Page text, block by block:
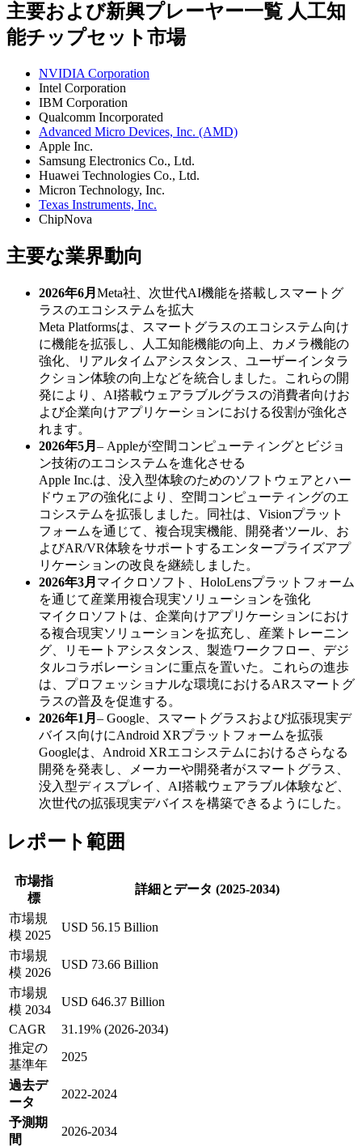
主要および新興プレーヤー一覧 人工知
能チップセット市場
NVIDIA Corporation
Intel Corporation
IBM Corporation
Qualcomm Incorporated
Advanced Micro Devices, Inc. (AMD)
Apple Inc.
Samsung Electronics Co., Ltd.
Huawei Technologies Co., Ltd.
Micron Technology, Inc.
Texas Instruments, Inc.
ChipNova
主要な業界動向
2026年6月 Meta社、次世代AI機能を搭載しスマートグ
ラスのエコシステムを拡大
Meta Platformsは、スマートグラスのエコシステム向け
に機能を拡張し、人工知能機能の向上、カメラ機能の
強化、リアルタイムアシスタンス、ユーザーインタラ
クション体験の向上などを統合しました。これらの開
発により、AI搭載ウェアラブルグラスの消費者向けお
よび企業向けアプリケーションにおける役割が強化さ
れます。
2026年5月 – Appleが空間コンピューティングとビジョ
ン技術のエコシステムを進化させる
Apple Inc.は、没入型体験のためのソフトウェアとハ​​ー
ドウェアの強化により、空間コンピューティングのエ
コシステムを拡張しました。同社は、Visionプラット
フォームを通じて、複合現実機能、開発者ツール、お
よびAR/VR体験をサポートするエンタープライズアプ
リケーションの改良を継続しました。
2026年3月 マイクロソフト、HoloLensプラットフォーム
を通じて産業用複合現実ソリューションを強化
マイクロソフトは、企業向けアプリケーションにおけ
る複合現実ソリューションを拡充し、産業トレーニン
グ、リモートアシスタンス、製造ワークフロー、デジ
タルコラボレーションに重点を置いた。これらの進歩
は、プロフェッショナルな環境におけるARスマートグ
ラスの普及を促進する。
2026年1月 – Google、スマートグラスおよび拡張現実デ
バイス向けにAndroid XRプラットフォームを拡張
Googleは、Android XRエコシステムにおけるさらなる
開発を発表し、メーカーや開発者がスマートグラス、
没入型ディスプレイ、AI搭載ウェアラブル体験など、
次世代の拡張現実デバイスを構築できるようにした。
レポート範囲
市場指
標
詳細とデータ (2025-2034)
市場規
模 2025
USD 56.15 Billion
市場規
模 2026
USD 73.66 Billion
市場規
模 2034
USD 646.37 Billion
CAGR
31.19% (2026-2034)
推定の
基準年
2025
過去デ
ータ
2022-2024
予測期
間
2026-2034